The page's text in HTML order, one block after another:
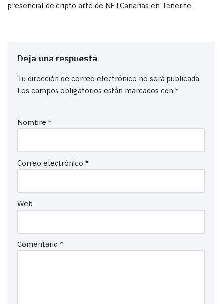
presencial de cripto arte de NFTCanarias en Tenerife.
Deja una respuesta
Tu dirección de correo electrónico no será publicada.
Los campos obligatorios están marcados con *
Nombre *
Correo electrónico *
Web
Comentario *